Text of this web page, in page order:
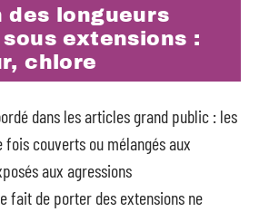
des longueurs
extensions :
chlore
dans les articles grand public : les
fois couverts ou mélangés aux
aux agressions
fait de porter des extensions ne